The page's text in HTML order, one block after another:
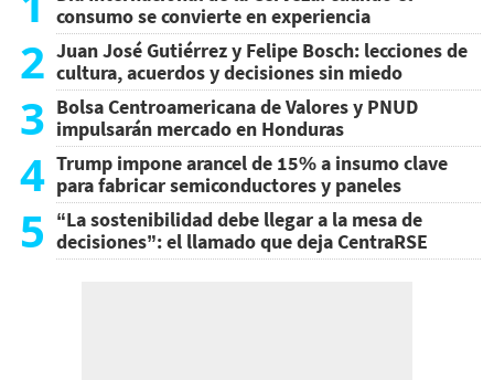
consumo se convierte en experiencia
2 Juan José Gutiérrez y Felipe Bosch: lecciones de
cultura, acuerdos y decisiones sin miedo
3 Bolsa Centroamericana de Valores y PNUD
impulsarán mercado en Honduras
4 Trump impone arancel de 15% a insumo clave
para fabricar semiconductores y paneles
5 “La sostenibilidad debe llegar a la mesa de
decisiones”: el llamado que deja CentraRSE